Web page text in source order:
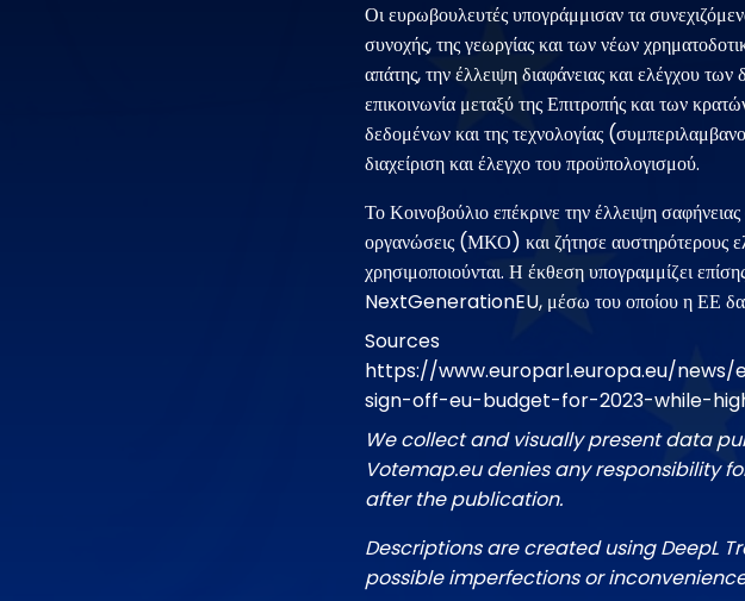
Οι ευρωβουλευτές υπογράμμισαν τα
συνοχής, της γεωργίας και των νέων
απάτης, την έλλειψη διαφάνειας και ελέγχου
επικοινωνία μεταξύ της Επιτροπής και των
δεδομένων και της τεχνολογίας
διαχείριση και έλεγχο του προϋπολογισμού.
Το Κοινοβούλιο επέκρινε την έλλειψη
οργανώσεις (ΜΚΟ) και ζήτησε αυστηρότερους
χρησιμοποιούνται. Η έκθεση υπογραμμίζει
NextGenerationEU, μέσω του οποίου η ΕΕ
Sources
https://www.europarl.europa.eu/news/
sign-off-eu-budget-for-2023-while-
We collect and visually present data
Votemap.eu denies any responsibility
after the publication.
Descriptions are created using DeepL
possible imperfections or